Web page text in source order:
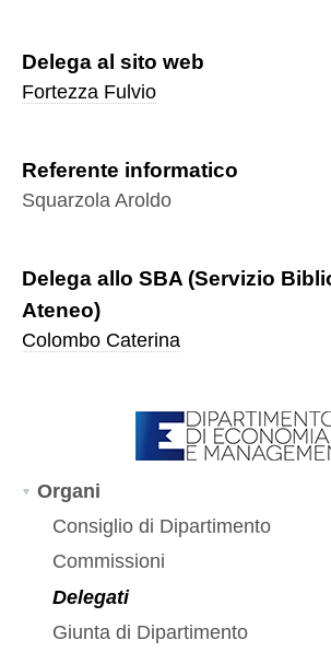
Delega al sito web
Fortezza Fulvio
Referente informatico
Squarzola Aroldo
Delega allo SBA (Servizio
Ateneo)
Colombo Caterina
Organi
Consiglio di Dipartimento
Commissioni
Delegati
Giunta di Dipartimento